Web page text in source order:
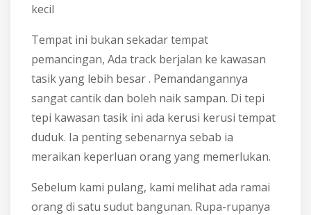
kecil
Tempat ini bukan sekadar tempat
pemancingan, Ada track berjalan ke kawasan
tasik yang lebih besar . Pemandangannya
sangat cantik dan boleh naik sampan. Di tepi
tepi kawasan tasik ini ada kerusi kerusi tempat
duduk. Ia penting sebenarnya sebab ia
meraikan keperluan orang yang memerlukan.
Sebelum kami pulang, kami melihat ada ramai
orang di satu sudut bangunan. Rupa-rupanya